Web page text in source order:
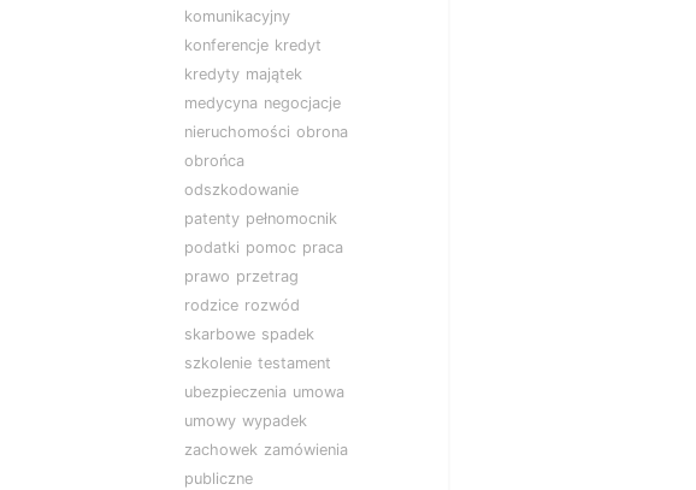
komunikacyjny
konferencje kredyt
kredyty majątek
medycyna negocjacje
nieruchomości obrona
obrońca
odszkodowanie
patenty pełnomocnik
podatki pomoc praca
prawo przetrag
rodzice rozwód
skarbowe spadek
szkolenie testament
ubezpieczenia umowa
umowy wypadek
zachowek zamówienia
publiczne